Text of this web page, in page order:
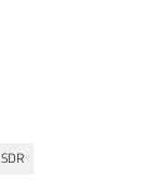
SDR